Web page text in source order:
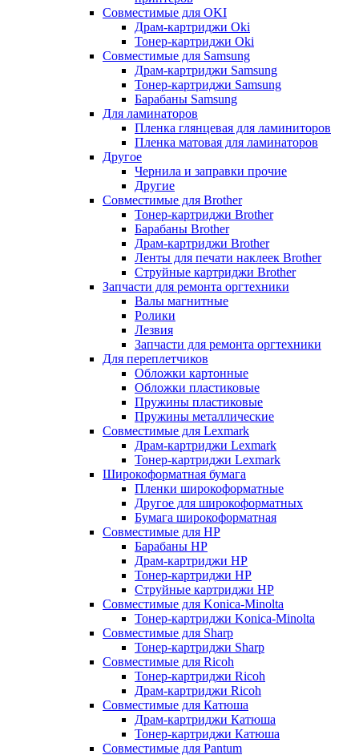
Совместимые для OKI
Драм-картриджи Oki
Тонер-картриджи Oki
Совместимые для Samsung
Драм-картриджи Samsung
Тонер-картриджи Samsung
Барабаны Samsung
Для ламинаторов
Пленка глянцевая для ламиниторов
Пленка матовая для ламинаторов
Другое
Чернила и заправки прочие
Другие
Совместимые для Brother
Тонер-картриджи Brother
Барабаны Brother
Драм-картриджи Brother
Ленты для печати наклеек Brother
Струйные картриджи Brother
Запчасти для ремонта оргтехники
Валы магнитные
Ролики
Лезвия
Запчасти для ремонта оргтехники
Для переплетчиков
Обложки картонные
Обложки пластиковые
Пружины пластиковые
Пружины металлические
Совместимые для Lexmark
Драм-картриджи Lexmark
Тонер-картриджи Lexmark
Широкоформатная бумага
Пленки широкоформатные
Другое для широкоформатных
Бумага широкоформатная
Совместимые для HP
Барабаны HP
Драм-картриджи HP
Тонер-картриджи HP
Струйные картриджи HP
Совместимые для Konica-Minolta
Тонер-картриджи Konica-Minolta
Совместимые для Sharp
Тонер-картриджи Sharp
Совместимые для Ricoh
Тонер-картриджи Ricoh
Драм-картриджи Ricoh
Совместимые для Катюша
Драм-картриджи Катюша
Тонер-картриджи Катюша
Совместимые для Pantum